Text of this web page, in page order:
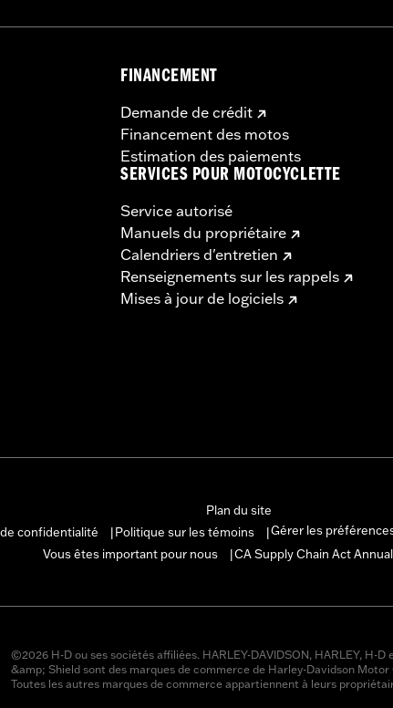
FINANCEMENT
Demande de crédit
Financement des motos
Estimation des paiements
SERVICES POUR MOTOCYCLETTE
Service autorisé
Manuels du propriétaire
Calendriers d'entretien
Renseignements sur les rappels
Mises à jour de logiciels
Plan du site
confidentialité Politique sur les témoins Gérer les
Vous êtes important pour nous
CA Supply Chain Act
©2026 H-D ou ses sociétés affiliées. HARLEY-DAVIDSON, HARLEY, H-D
&amp; Shield sont des marques de commerce de Harley-Davidson Motor
Toutes les autres marques de commerce appartiennent à leurs